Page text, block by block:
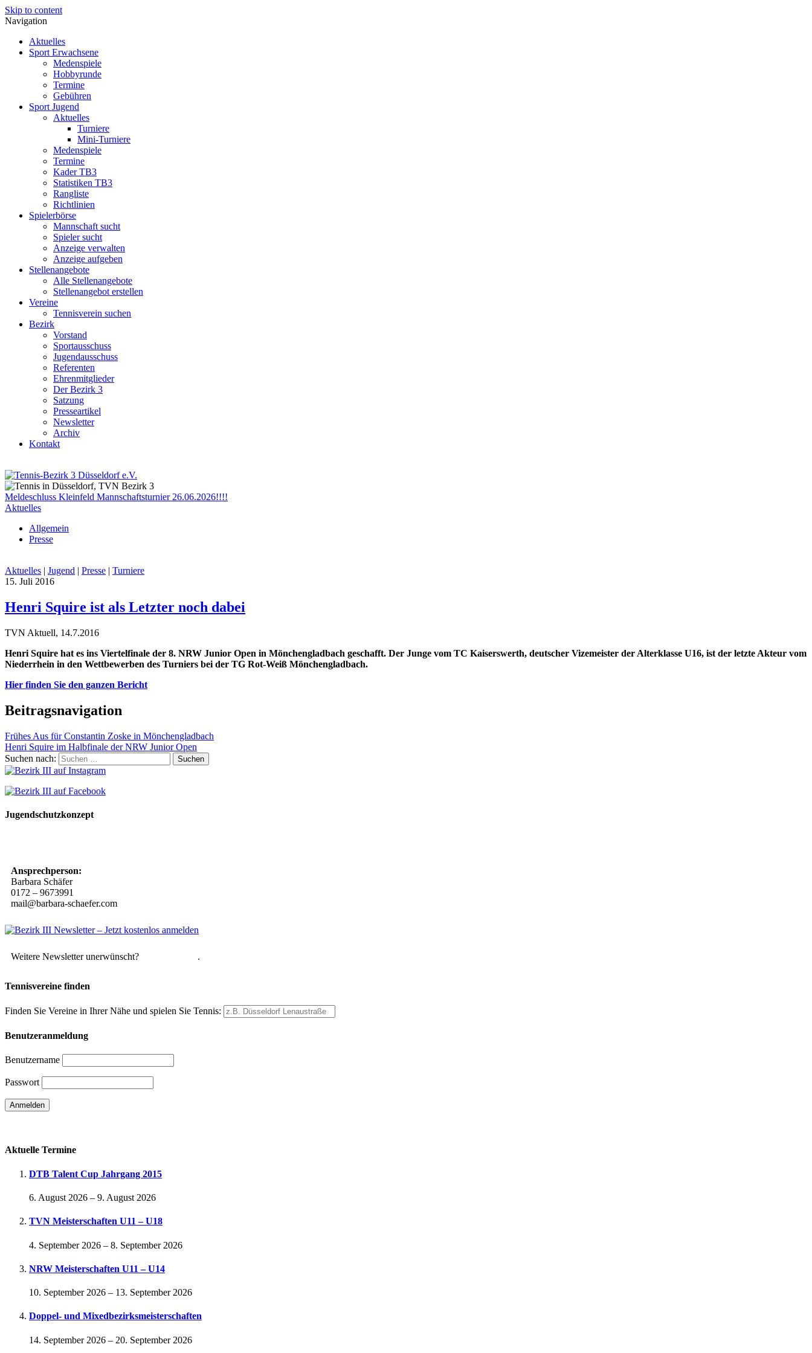
Skip to content
Navigation
Aktuelles
Sport Erwachsene
Medenspiele
Hobbyrunde
Termine
Gebühren
Sport Jugend
Aktuelles
Turniere
Mini-Turniere
Medenspiele
Termine
Kader TB3
Statistiken TB3
Rangliste
Richtlinien
Spielerbörse
Mannschaft sucht
Spieler sucht
Anzeige verwalten
Anzeige aufgeben
Stellenangebote
Alle Stellenangebote
Stellenangebot erstellen
Vereine
Tennisverein suchen
Bezirk
Vorstand
Sportausschuss
Jugendausschuss
Referenten
Ehrenmitglieder
Der Bezirk 3
Satzung
Presseartikel
Newsletter
Archiv
Kontakt
Meldeschluss Kleinfeld Mannschaftsturnier 26.06.2026!!!!
Aktuelles
Allgemein
Presse
Aktuelles | Jugend | Presse | Turniere
15. Juli 2016
Henri Squire ist als Letzter noch dabei
TVN Aktuell, 14.7.2016
Henri Squire hat es ins Viertelfinale der 8. NRW Junior Open in Mönchengladbach geschafft. Der Junge vom TC Kaiserswerth, deutscher Vizemeister der Alterklasse U16, ist der letzte Akteur vom
Niederrhein in den Wettbewerben des Turniers bei der TG Rot-Weiß Mönchengladbach.
Hier finden Sie den ganzen Bericht
Beitragsnavigation
Frühes Aus für Constantin Zoske in Mönchengladbach
Henri Squire im Halbfinale der NRW Junior Open
Suchen nach:
Jugendschutzkonzept
Ansprechperson:
Barbara Schäfer
0172 – 9673991
mail@barbara-schaefer.com
Weitere Newsletter unerwünscht? .
Tennisvereine finden
Finden Sie Vereine in Ihrer Nähe und spielen Sie Tennis:
Benutzeranmeldung
Benutzername
Passwort
Aktuelle Termine
DTB Talent Cup Jahrgang 2015
6. August 2026 – 9. August 2026
TVN Meisterschaften U11 – U18
4. September 2026 – 8. September 2026
NRW Meisterschaften U11 – U14
10. September 2026 – 13. September 2026
Doppel- und Mixedbezirksmeisterschaften
14. September 2026 – 20. September 2026